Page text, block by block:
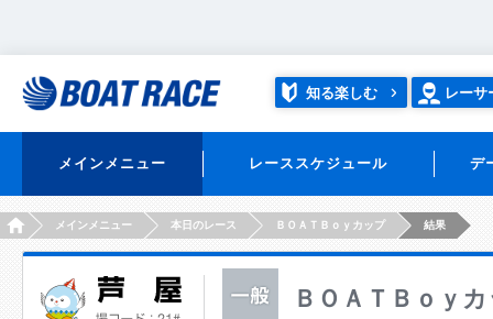
知る楽しむ レーサ
メインメニュー レーススケジュール デ
HOMEメインメニュー 本日のレース ＢＯＡＴＢｏｙカップ 結果
ＢＯＡＴＢｏｙ